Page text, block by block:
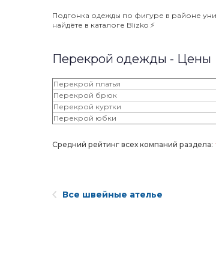
Подгонка одежды по фигуре в районе
найдёте в каталоге Blizko ⚡️
Перекрой одежды - Цены
Перекрой платья
Перекрой брюк
Перекрой куртки
Перекрой юбки
Средний рейтинг всех компаний раздела:
Все швейные ателье